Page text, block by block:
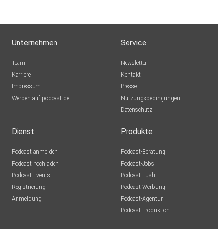
Unternehmen
Team
Karriere
Impressum
Werben auf podcast.de
Service
Newsletter
Kontakt
Presse
Nutzungsbedingungen
Datenschutz
Dienst
Podcast anmelden
Podcast hochladen
Podcast-Events
Registrierung
Anmeldung
Produkte
Podcast-Beratung
Podcast-Jobs
Podcast-Push
Podcast-Werbung
Podcast-Agentur
Podcast-Produktion